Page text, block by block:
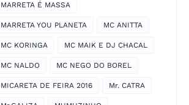
MARRETA É MASSA
MARRETA YOU PLANETA MC ANITTA
MC KORINGA MC MAIK E DJ CHACAL
MC NALDO MC NEGO DO BOREL
MICARETA DE FEIRA 2016 Mr. CATRA